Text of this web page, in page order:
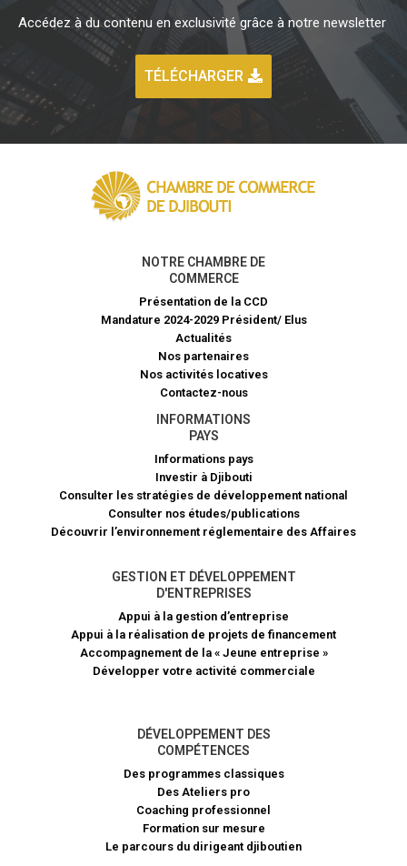
Accédez à du contenu en exclusivité grâce à notre newsletter
TÉLÉCHARGER
NOTRE CHAMBRE DE
COMMERCE
Présentation de la CCD
Mandature 2024-2029 Président/ Elus
Actualités
Nos partenaires
Nos activités locatives
Contactez-nous
INFORMATIONS
PAYS
Informations pays
Investir à Djibouti
Consulter les stratégies de développement national
Consulter nos études/publications
Découvrir l’environnement réglementaire des Affaires
GESTION ET DÉVELOPPEMENT
D'ENTREPRISES
Appui à la gestion d’entreprise
Appui à la réalisation de projets de financement​
Accompagnement de la « Jeune entreprise »
Développer votre activité commerciale
DÉVELOPPEMENT DES
COMPÉTENCES
Des programmes classiques
Des Ateliers pro
Coaching professionnel
Formation sur mesure
Le parcours du dirigeant djiboutien